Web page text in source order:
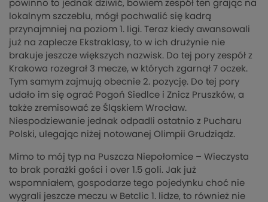
powinno to jednak dziwić, bowiem zespół ten grając na
lokalnym szczeblu, mógł pochwalić się kadrą
przynajmniej na poziom 1. ligi. Teraz kiedy awansowali
już na zaplecze Ekstraklasy, to w ich drużynie nie
brakuje jeszcze większych nazwisk. Do tej pory zespół z
Krakowa rozegrał 3 mecze, w których zgarnął 7 oczek.
Tym samym zajmują obecnie 2. pozycję. Do tej pory
udało im się ograć Pogoń Siedlce i Znicz Pruszków, a
także zremisować ze Śląskiem Wrocław.
Niespodziewanie jednak odpadli ostatnio z Pucharu
Polski, ulegając niżej notowanej Olimpii Grudziądz.
Mimo to mój typ na Puszcza Niepołomice – Wieczysta
to brak porażki gości i over 1.5 goli. Jak już
wspomniałem, gospodarze tego pojedynku choć nie
wygrali jeszcze meczu w Betclic 1. lidze, to również nie